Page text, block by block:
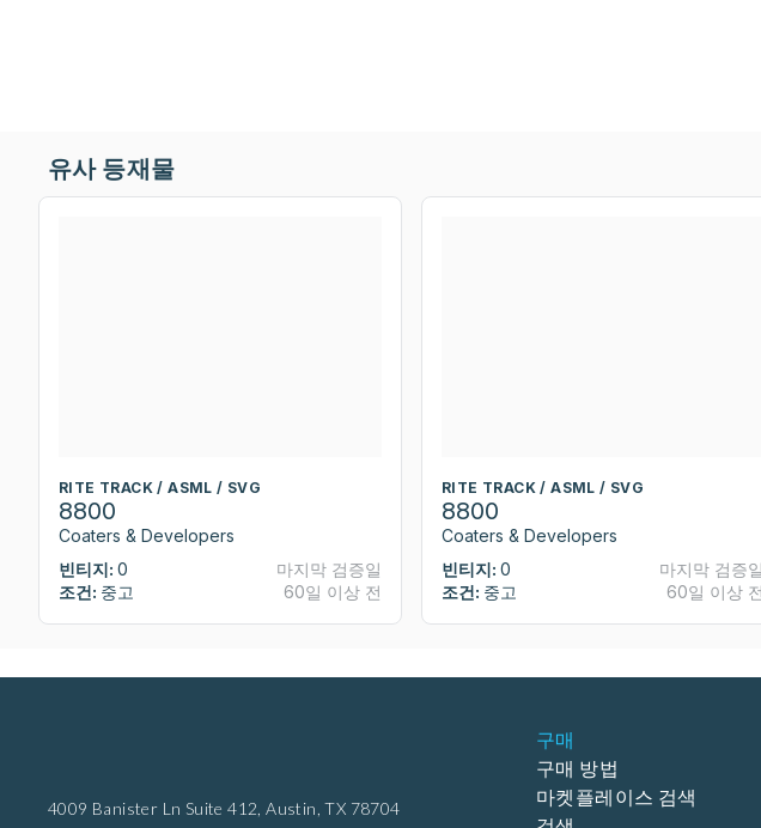
유사 등재물
RITE TRACK / ASML / SVG
8800
Coaters & Developers
빈티지: 0
조건: 중고
마지막 검증일
60일 이상 전
RITE TRACK / ASML / SVG
8800
Coaters & Developers
빈티지: 0
조건: 중고
마지막 검증일
60일 이상 전
4009 Banister Ln Suite 412, Austin, TX 78704
구매
구매 방법
마켓플레이스 검색